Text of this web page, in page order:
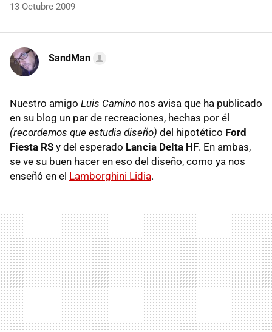
13 Octubre 2009
SandMan
Nuestro amigo Luis Camino nos avisa que ha publicado
en su blog un par de recreaciones, hechas por él
(recordemos que estudia diseño) del hipotético Ford
Fiesta RS y del esperado Lancia Delta HF. En ambas,
se ve su buen hacer en eso del diseño, como ya nos
enseñó en el Lamborghini Lidia.